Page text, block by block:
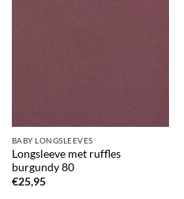
BABY LONGSLEEVES
Longsleeve met ruffles
burgundy 80
€25,95